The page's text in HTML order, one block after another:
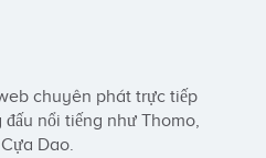
chuyên phát trực tiếp
nổi tiếng như Thomo,
Dao.